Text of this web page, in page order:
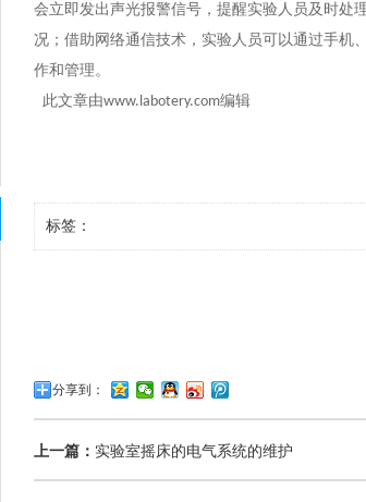
会立即发出声光报警信号，提醒实验人员及时处
况；借助网络通信技术，实验人员可以通过手机
作和管理。
此文章由www.labotery.com编辑
标签：
分享到：
上一篇： 实验室摇床的电气系统的维护